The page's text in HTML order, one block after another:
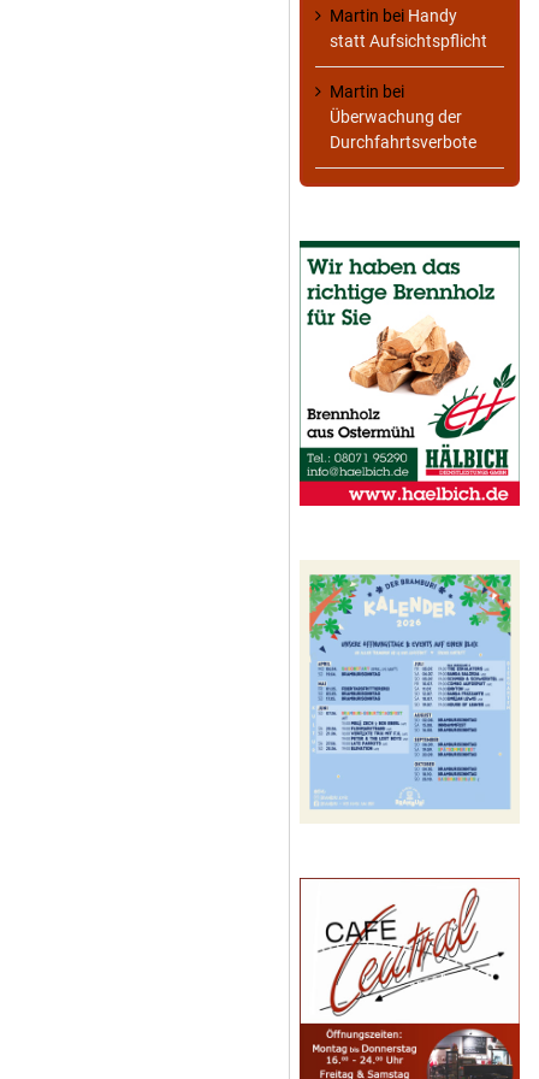
Martin bei Handy
statt Aufsichtspflicht
Martin bei
Überwachung der
Durchfahrtsverbote